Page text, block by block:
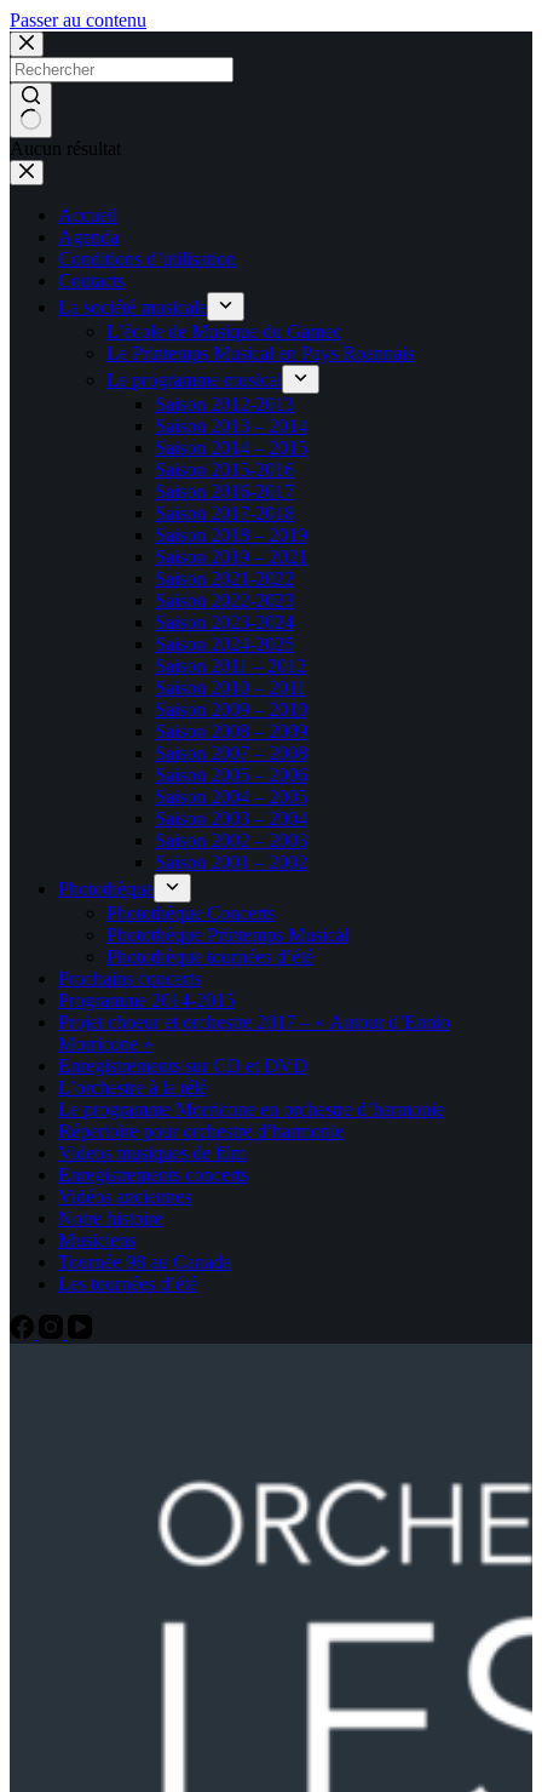
Passer au contenu
Aucun résultat
Accueil
Agenda
Conditions d’utilisation
Contacts
La société musicale
L’école de Musique du Gamec
Le Printemps Musical en Pays Roannais
Le programme musical
Saison 2012-2013
Saison 2013 – 2014
Saison 2014 – 2015
Saison 2015-2016
Saison 2016-2017
Saison 2017-2018
Saison 2018 – 2019
Saison 2019 – 2021
Saison 2021-2022
Saison 2022-2023
Saison 2023-2024
Saison 2024-2025
Saison 2011 – 2012
Saison 2010 – 2011
Saison 2009 – 2010
Saison 2008 – 2009
Saison 2007 – 2008
Saison 2005 – 2006
Saison 2004 – 2005
Saison 2003 – 2004
Saison 2002 – 2003
Saison 2001 – 2002
Photothèque
Photothèque Concerts
Photothèque Printemps Musical
Photothèque tournées d’été
Prochains concerts
Programme 2014-2015
Projet choeur et orchestre 2017 – « Autour d’Ennio
Morricone »
Enregistrements sur CD et DVD
L’orchestre à la télé
Le programme Morricone en orchestre d’harmonie
Répertoire pour orchestre d’harmonie
Videos musiques de film
Enregistrements concerts
Vidéos anciennes
Notre histoire
Musiciens
Tournée 98 au Canada
Les tournées d’été